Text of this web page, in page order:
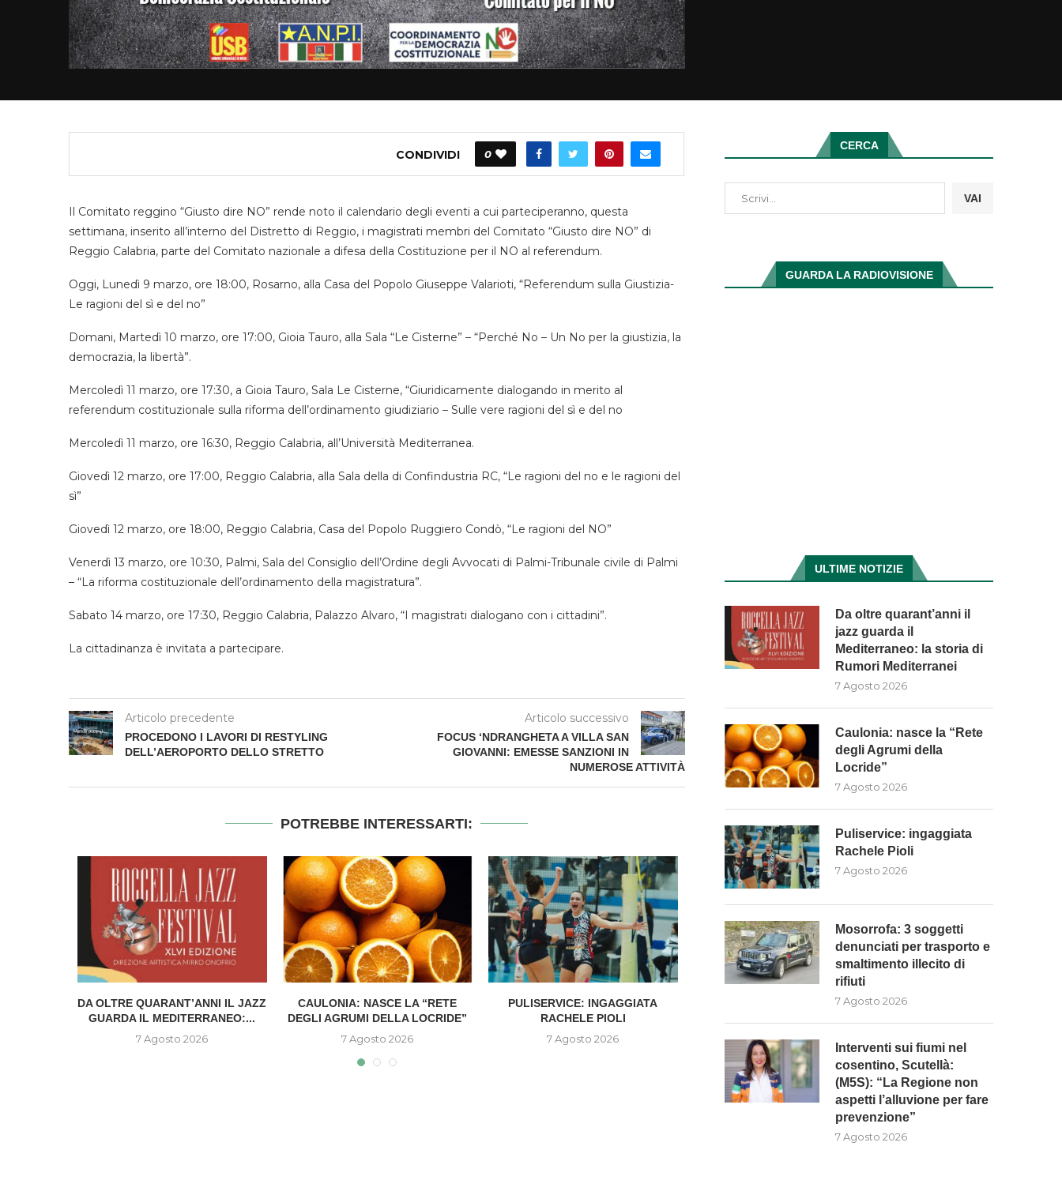
CONDIVIDI 0
Il Comitato reggino “Giusto dire NO” rende noto il calendario degli eventi a cui parteciperanno, questa
settimana, inserito all’interno del Distretto di Reggio, i magistrati membri del Comitato “Giusto dire NO” di
Reggio Calabria, parte del Comitato nazionale a difesa della Costituzione per il NO al referendum.
Oggi, Lunedì 9 marzo, ore 18:00, Rosarno, alla Casa del Popolo Giuseppe Valarioti, “Referendum sulla Giustizia-
Le ragioni del sì e del no”
Domani, Martedì 10 marzo, ore 17:00, Gioia Tauro, alla Sala “Le Cisterne” – “Perché No – Un No per la giustizia, la
democrazia, la libertà”.
Mercoledì 11 marzo, ore 17:30, a Gioia Tauro, Sala Le Cisterne, “Giuridicamente dialogando in merito al
referendum costituzionale sulla riforma dell’ordinamento giudiziario – Sulle vere ragioni del sì e del no
Mercoledì 11 marzo, ore 16:30, Reggio Calabria, all’Università Mediterranea.
Giovedì 12 marzo, ore 17:00, Reggio Calabria, alla Sala della di Confindustria RC, “Le ragioni del no e le ragioni del
sì”
Giovedì 12 marzo, ore 18:00, Reggio Calabria, Casa del Popolo Ruggiero Condò, “Le ragioni del NO”
Venerdì 13 marzo, ore 10:30, Palmi, Sala del Consiglio dell’Ordine degli Avvocati di Palmi-Tribunale civile di Palmi
– “La riforma costituzionale dell’ordinamento della magistratura”.
Sabato 14 marzo, ore 17:30, Reggio Calabria, Palazzo Alvaro, “I magistrati dialogano con i cittadini”.
La cittadinanza è invitata a partecipare.
Articolo precedente
PROCEDONO I LAVORI DI RESTYLING
DELL’AEROPORTO DELLO STRETTO
Articolo successivo
FOCUS ‘NDRANGHETA A VILLA SAN
GIOVANNI: EMESSE SANZIONI IN
NUMEROSE ATTIVITÀ
POTREBBE INTERESSARTI:
DA OLTRE QUARANT’ANNI IL JAZZ
GUARDA IL MEDITERRANEO:...
7 Agosto 2026
CAULONIA: NASCE LA “RETE
DEGLI AGRUMI DELLA LOCRIDE”
7 Agosto 2026
PULISERVICE: INGAGGIATA
RACHELE PIOLI
7 Agosto 2026
MOSORROFA: 3 SOGGETTI
7 Agosto 2026
7 Agosto 2026
CERCA
VAI
GUARDA LA RADIOVISIONE
ULTIME NOTIZIE
Da oltre quarant’anni il
jazz guarda il
Mediterraneo: la storia di
Rumori Mediterranei
7 Agosto 2026
Caulonia: nasce la “Rete
degli Agrumi della
Locride”
7 Agosto 2026
Puliservice: ingaggiata
Rachele Pioli
7 Agosto 2026
Mosorrofa: 3 soggetti
denunciati per trasporto e
smaltimento illecito di
rifiuti
7 Agosto 2026
Interventi sui fiumi nel
cosentino, Scutellà:
(M5S): “La Regione non
aspetti l’alluvione per fare
prevenzione”
7 Agosto 2026